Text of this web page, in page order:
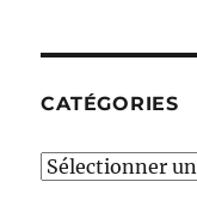
CATÉGORIES
Catégories